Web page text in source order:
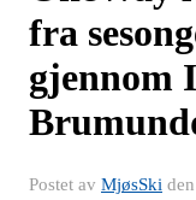
fra
gjennom
Postet av MjøsSki den